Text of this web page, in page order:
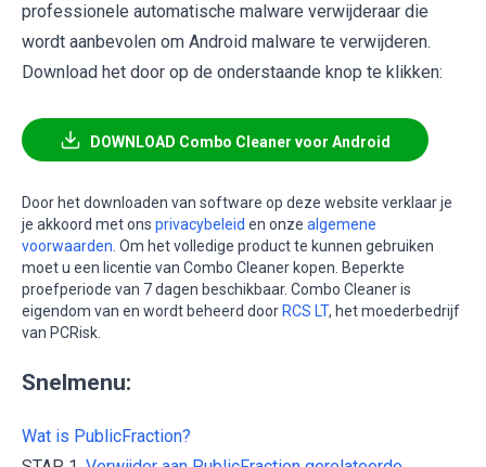
professionele automatische malware verwijderaar die
wordt aanbevolen om Android malware te verwijderen.
Download het door op de onderstaande knop te klikken:
DOWNLOAD Combo Cleaner voor Android
Door het downloaden van software op deze website verklaar je
je akkoord met ons privacybeleid en onze algemene
voorwaarden . Om het volledige product te kunnen gebruiken
moet u een licentie van Combo Cleaner kopen. Beperkte
proefperiode van 7 dagen beschikbaar. Combo Cleaner is
eigendom van en wordt beheerd door RCS LT, het moederbedrijf
van PCRisk.
Snelmenu:
Wat is PublicFraction?